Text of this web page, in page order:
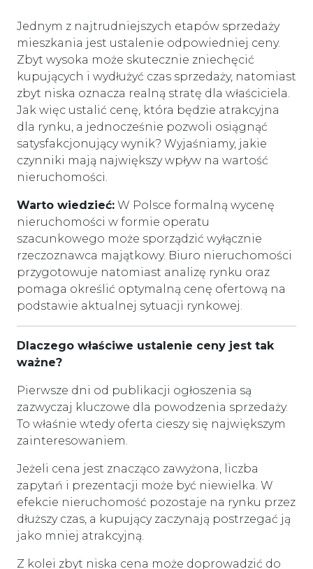
Jednym z najtrudniejszych etapów sprzedaży
mieszkania jest ustalenie odpowiedniej ceny.
Zbyt wysoka może skutecznie zniechęcić
kupujących i wydłużyć czas sprzedaży, natomiast
zbyt niska oznacza realną stratę dla właściciela.
Jak więc ustalić cenę, która będzie atrakcyjna
dla rynku, a jednocześnie pozwoli osiągnąć
satysfakcjonujący wynik? Wyjaśniamy, jakie
czynniki mają największy wpływ na wartość
nieruchomości.
Warto wiedzieć: W Polsce formalną wycenę
nieruchomości w formie operatu
szacunkowego może sporządzić wyłącznie
rzeczoznawca majątkowy. Biuro nieruchomości
przygotowuje natomiast analizę rynku oraz
pomaga określić optymalną cenę ofertową na
podstawie aktualnej sytuacji rynkowej.
Dlaczego właściwe ustalenie ceny jest tak
ważne?
Pierwsze dni od publikacji ogłoszenia są
zazwyczaj kluczowe dla powodzenia sprzedaży.
To właśnie wtedy oferta cieszy się największym
zainteresowaniem.
Jeżeli cena jest znacząco zawyżona, liczba
zapytań i prezentacji może być niewielka. W
efekcie nieruchomość pozostaje na rynku przez
dłuższy czas, a kupujący zaczynają postrzegać ją
jako mniej atrakcyjną.
Z kolei zbyt niska cena może doprowadzić do